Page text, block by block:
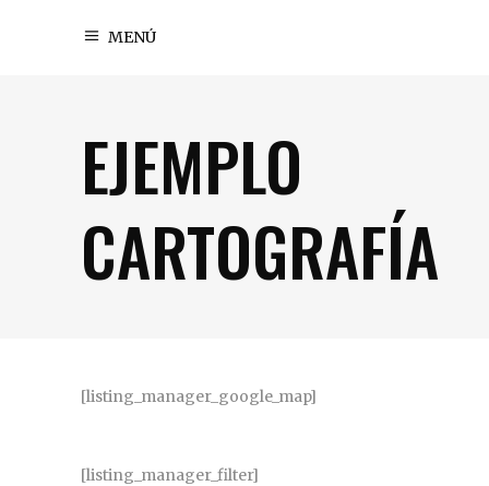
MENÚ
EJEMPLO
CARTOGRAFÍA
[listing_manager_google_map]
[listing_manager_filter]